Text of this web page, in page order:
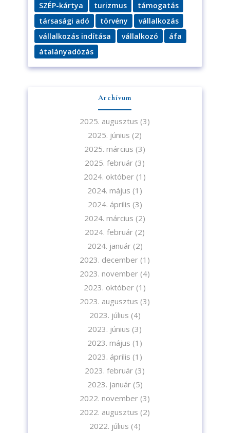
SZÉP-kártya
turizmus
támogatás
társasági adó
törvény
vállalkozás
vállalkozás indítása
vállalkozó
áfa
átalányadózás
Archívum
2025. augusztus (3)
2025. június (2)
2025. március (3)
2025. február (3)
2024. október (1)
2024. május (1)
2024. április (3)
2024. március (2)
2024. február (2)
2024. január(2)
2023. december (1)
2023. november (4)
2023. október (1)
2023. augusztus (3)
2023. július (4)
2023. június (3)
2023. május (1)
2023. április (1)
2023. február (3)
2023. január(5)
2022. november (3)
2022. augusztus (2)
2022. július (4)